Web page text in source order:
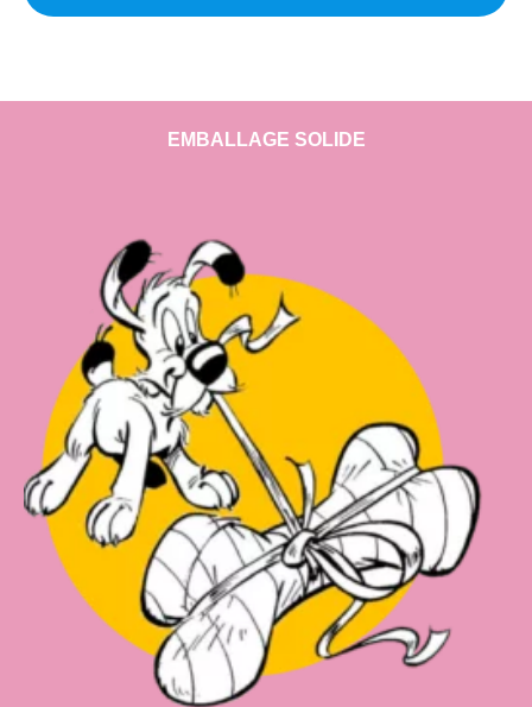
EMBALLAGE SOLIDE